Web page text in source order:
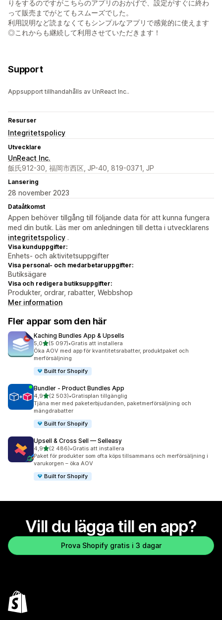
りをするのですがこちらのアプリのおかげで、設定がすぐに終わ
って販売までがとてもスムーズでした。
利用説明など読まなくてもシンプルなアプリで感覚的に使えます
◎これからも継続して利用させていただきます！
Support
Appsupport tillhandahålls av UnReact Inc..
Resurser
Integritetspolicy
Utvecklare
UnReact Inc.
飯氏912-30, 福岡市西区, JP-40, 819-0371, JP
Lansering
28 november 2023
Dataåtkomst
Appen behöver tillgång till följande data för att kunna fungera
med din butik. Läs mer om anledningen till detta i utvecklarens
integritetspolicy .
Visa kunduppgifter:
Enhets- och aktivitetsuppgifter
Visa personal- och medarbetaruppgifter:
Butiksägare
Visa och redigera butiksuppgifter:
Produkter, ordrar, rabatter, Webbshop
Mer information
Fler appar som den här
Kaching Bundles App & Upsells
5,0av 5 stjärnor
(5 097)
5097 recensioner totalt
•Gratis att installera
Öka AOV med app för kvantitetsrabatter, produktpaket och
merförsäljning
Built for Shopify
Bundler ‑ Product Bundles App
4,9av 5 stjärnor
(2 503)
2503 recensioner totalt
•Gratisplan tillgänglig
Tjäna mer med paketerbjudanden, paketmerförsäljning och
mängdrabatter
Built for Shopify
Upsell & Cross Sell — Selleasy
4,9av 5 stjärnor
(2 486)
2486 recensioner totalt
•Gratis att installera
Paket för produkter som ofta köps tillsammans och merförsäljning i
varukorgen – öka AOV
Built for Shopify
Vill du lägga till en app?
Prova Shopify gratis i 3 dagar